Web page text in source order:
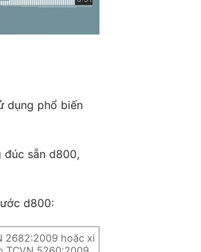
dụng phổ biến
sẵn d800,
d800:
2682:2009 hoặc xi